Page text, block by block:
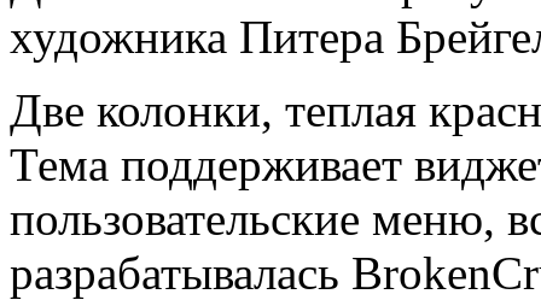
художника Питера
Две колонки, теплая
Тема поддерживает
пользовательские меню,
разрабатывалась